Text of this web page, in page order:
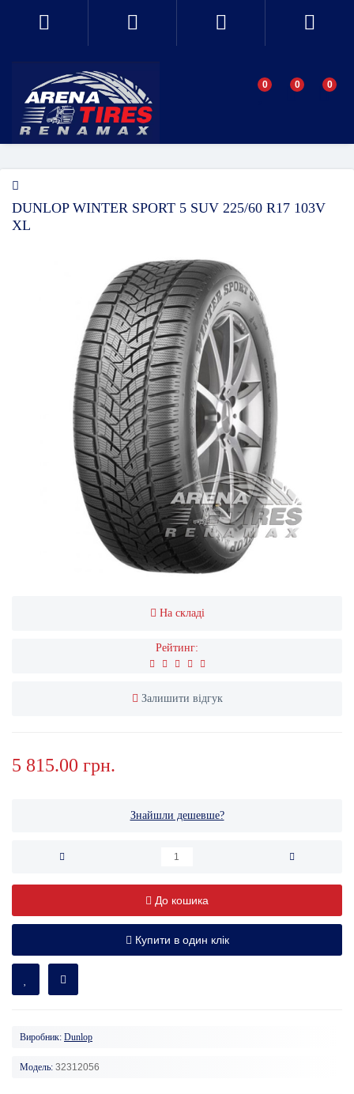
0 0 0
DUNLOP WINTER SPORT 5 SUV 225/60 R17 103V
XL
На складі
Рейтинг:
Залишити відгук
5 815.00 грн.
Знайшли дешевше?
До кошика
Купити в один клік
Виробник: Dunlop
Модель: 32312056